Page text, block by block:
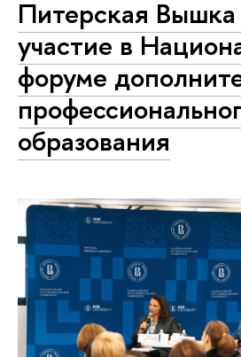
Питерская
участие в
форуме
образования